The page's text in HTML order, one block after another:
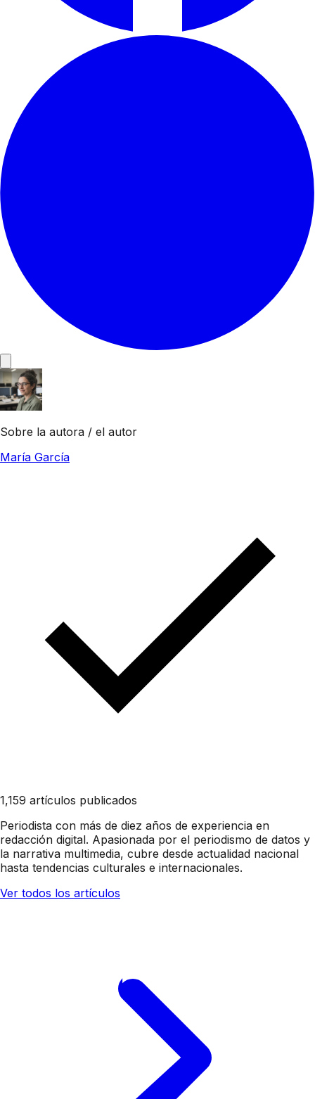
Sobre la autora / el autor
María García
1,159 artículos publicados
Periodista con más de diez años de experiencia en
redacción digital. Apasionada por el periodismo de datos y
la narrativa multimedia, cubre desde actualidad nacional
hasta tendencias culturales e internacionales.
Ver todos los artículos